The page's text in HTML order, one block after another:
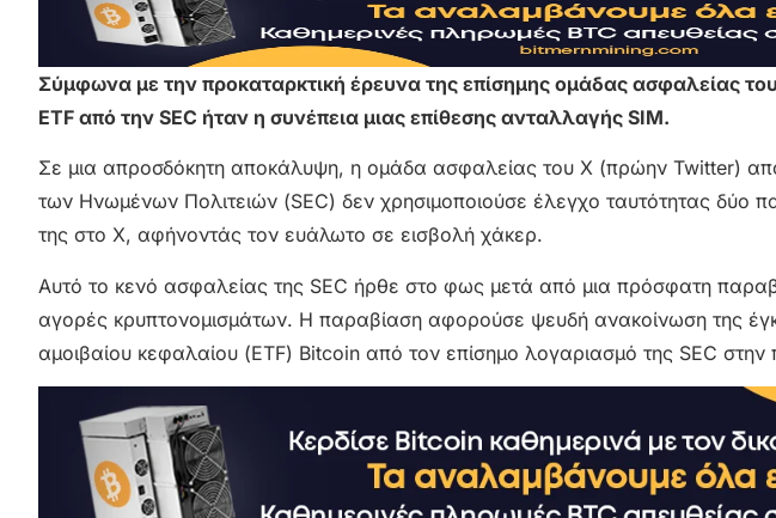
Σύμφωνα με την προκαταρκτική έρευνα της επίσημης ομάδας ασφαλείας
ETF από την SEC ήταν η συνέπεια μιας επίθεσης ανταλλαγής SIM.
Σε μια απροσδόκητη αποκάλυψη, η ομάδα ασφαλείας του X (πρώην Twitter)
των Ηνωμένων Πολιτειών (SEC) δεν χρησιμοποιούσε έλεγχο ταυτότητας δύο
της στο X, αφήνοντάς τον ευάλωτο σε εισβολή χάκερ.
Αυτό το κενό ασφαλείας της SEC ήρθε στο φως μετά από μια πρόσφατη
αγορές κρυπτονομισμάτων. Η παραβίαση αφορούσε ψευδή ανακοίνωση της
αμοιβαίου κεφαλαίου (ETF) Bitcoin από τον επίσημο λογαριασμό της SEC στην